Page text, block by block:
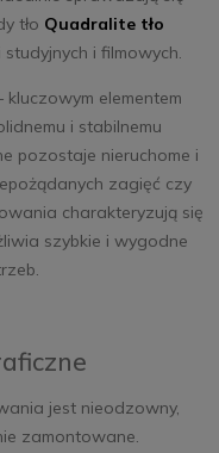
tło Quadralite tło
i filmowych.
kluczowym elementem
i stabilnemu
pozostaje nieruchome i
zagięć czy
charakteryzują się
szybkie i wygodne
jest nieodzowny,
zamontowane.